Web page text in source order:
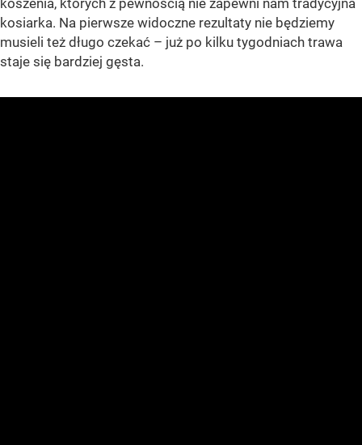
koszenia, których z pewnością nie zapewni nam tradycyjna
kosiarka. Na pierwsze widoczne rezultaty nie będziemy
musieli też długo czekać – już po kilku tygodniach trawa
staje się bardziej gęsta.